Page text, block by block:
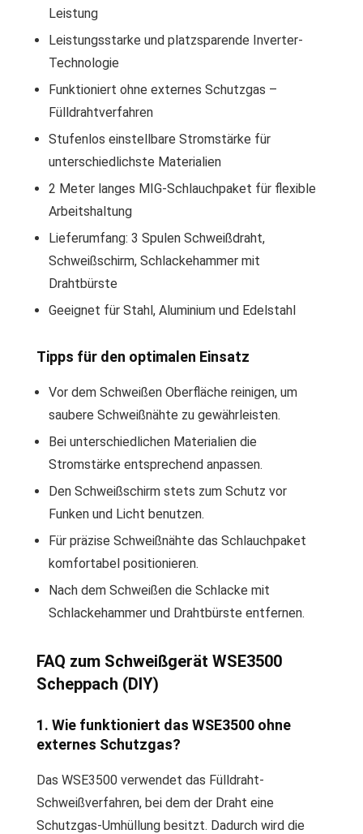
Leistung
Leistungsstarke und platzsparende Inverter-
Technologie
Funktioniert ohne externes Schutzgas –
Fülldrahtverfahren
Stufenlos einstellbare Stromstärke für
unterschiedlichste Materialien
2 Meter langes MIG-Schlauchpaket für flexible
Arbeitshaltung
Lieferumfang: 3 Spulen Schweißdraht,
Schweißschirm, Schlackehammer mit
Drahtbürste
Geeignet für Stahl, Aluminium und Edelstahl
Tipps für den optimalen Einsatz
Vor dem Schweißen Oberfläche reinigen, um
saubere Schweißnähte zu gewährleisten.
Bei unterschiedlichen Materialien die
Stromstärke entsprechend anpassen.
Den Schweißschirm stets zum Schutz vor
Funken und Licht benutzen.
Für präzise Schweißnähte das Schlauchpaket
komfortabel positionieren.
Nach dem Schweißen die Schlacke mit
Schlackehammer und Drahtbürste entfernen.
FAQ zum Schweißgerät WSE3500
Scheppach (DIY)
1. Wie funktioniert das WSE3500 ohne
externes Schutzgas?
Das WSE3500 verwendet das Fülldraht-
Schweißverfahren, bei dem der Draht eine
Schutzgas-Umhüllung besitzt. Dadurch wird die